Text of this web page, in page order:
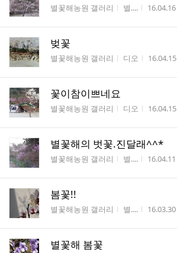
게시판명
별꽃해농원 갤러리 작성자
별.... 작성시간
16.04.16
벚꽃
게시판명
별꽃해농원 갤러리 작성자
디오 작성시간
16.04.15
꽃이참이쁘네요
게시판명
별꽃해농원 갤러리 작성자
디오 작성시간
16.04.15
별꽃해의 벗꽃.진달래^^*
게시판명
별꽃해농원 갤러리 작성자
별.... 작성시간
16.04.11
봄꽃!!
게시판명
별꽃해농원 갤러리 작성자
별.... 작성시간
16.03.30
별꽃해 봄꽃